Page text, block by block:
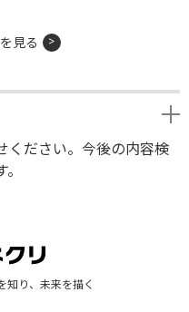
見る
ください。今後の内容検
知り、未来を描く